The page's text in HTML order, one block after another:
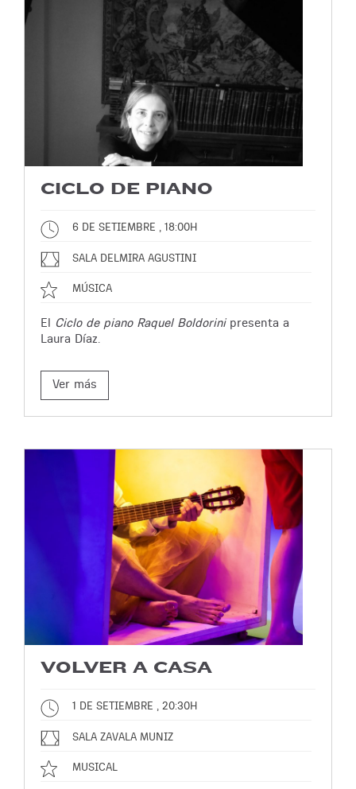
CICLO DE PIANO
6 DE SETIEMBRE , 18:00H
SALA DELMIRA AGUSTINI
MÚSICA
El Ciclo de piano Raquel Boldorinipresenta a
Laura Díaz.
Ver más
VOLVER A CASA
1 DE SETIEMBRE , 20:30H
SALA ZAVALA MUNIZ
MUSICAL